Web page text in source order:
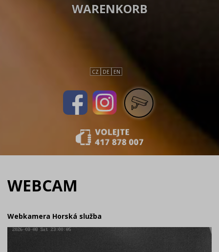
WARENKORB
CZ DE EN
WEBCAM
Webkamera Horská služba